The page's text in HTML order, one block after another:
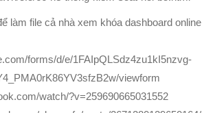
làm file cả nhà xem khóa dashboard online
forms/d/e/1FAIpQLSdz4zu1kI5nzvg-
viewform
watch/?v=259690665031552